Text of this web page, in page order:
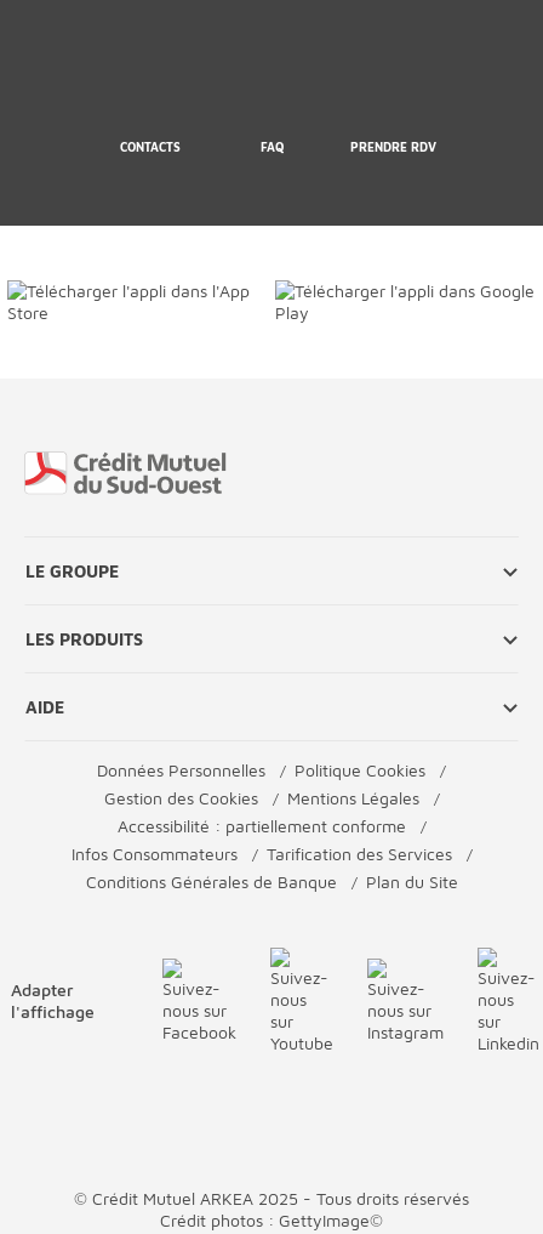
CONTACTS FAQ PRENDRE RDV
LE GROUPE
LES PRODUITS
AIDE
Données Personnelles
Politique Cookies
Gestion des Cookies
Mentions Légales
Accessibilité : partiellement conforme
Infos Consommateurs
Tarification des Services
Conditions Générales de Banque
Plan du Site
Adapter
l'affichage
© Crédit Mutuel ARKEA 2025 - Tous droits réservés
Crédit photos : GettyImage©
Fin de page